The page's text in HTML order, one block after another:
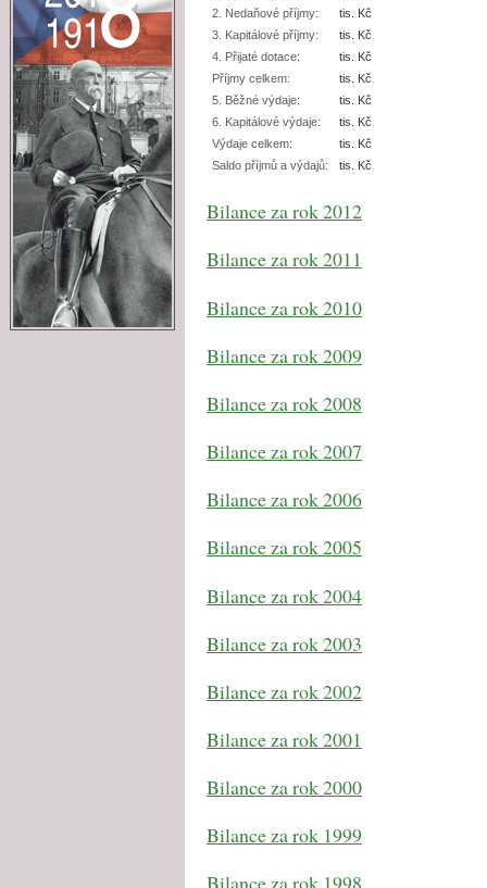
2. Nedaňové příjmy:
tis. Kč
3. Kapitálové příjmy:
tis. Kč
4. Přijaté dotace:
tis. Kč
Příjmy celkem:
tis. Kč
5. Běžné výdaje:
tis. Kč
6. Kapitálové výdaje:
tis. Kč
Výdaje celkem:
tis. Kč
Saldo příjmů a výdajů:
tis. Kč
Bilance za rok 2012
Bilance za rok 2011
Bilance za rok 2010
Bilance za rok 2009
Bilance za rok 2008
Bilance za rok 2007
Bilance za rok 2006
Bilance za rok 2005
Bilance za rok 2004
Bilance za rok 2003
Bilance za rok 2002
Bilance za rok 2001
Bilance za rok 2000
Bilance za rok 1999